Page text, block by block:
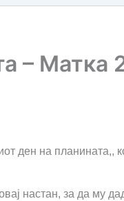
– Матка
ден на планината,,
настан, за да му